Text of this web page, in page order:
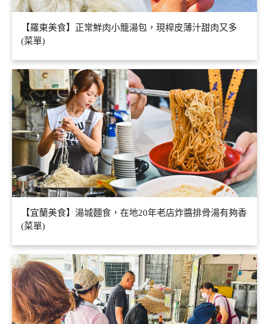
【羅東美食】正常鮮肉小籠湯包，現桿皮薄汁甜肉又多
(菜單)
【宜蘭美食】湯城麵食，在地20年老店炸醬排骨湯有夠香
(菜單)